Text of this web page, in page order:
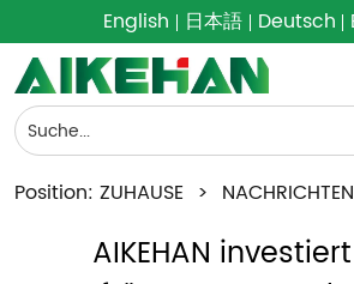
English 日本語 Deutsch
Position: ZUHAUSE > NACHRICHTEN
AIKEHAN